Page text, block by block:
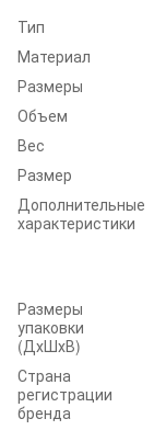
Тип
Материал
Размеры
Объем
Вес
Размер
Дополнительные
характеристики
Размеры
упаковки
(ДхШхВ)
Страна
регистрации
бренда